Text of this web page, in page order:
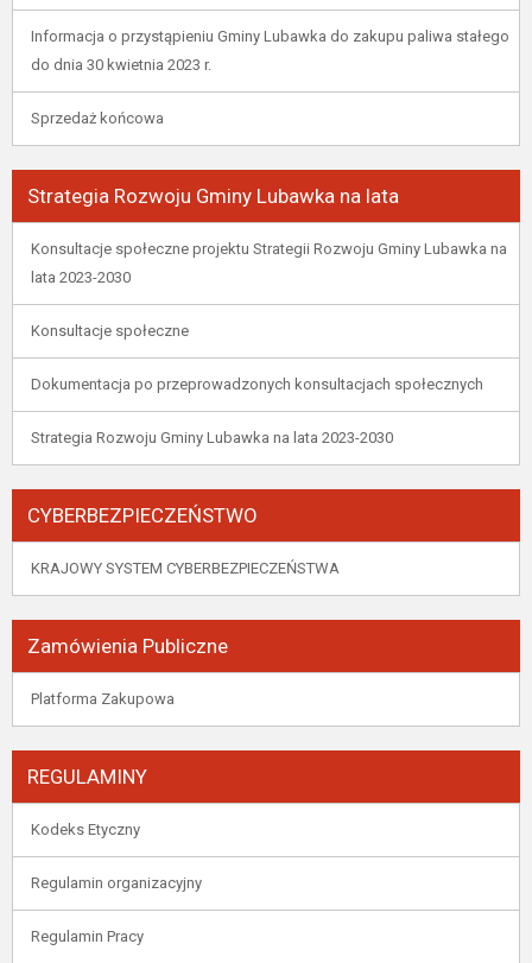
Informacja o przystąpieniu Gminy Lubawka do zakupu paliwa stałego
do dnia 30 kwietnia 2023 r.
Sprzedaż końcowa
Strategia Rozwoju Gminy Lubawka na lata
Konsultacje społeczne projektu Strategii Rozwoju Gminy Lubawka na
lata 2023-2030
Konsultacje społeczne
Dokumentacja po przeprowadzonych konsultacjach społecznych
Strategia Rozwoju Gminy Lubawka na lata 2023-2030
CYBERBEZPIECZEŃSTWO
KRAJOWY SYSTEM CYBERBEZPIECZEŃSTWA
Zamówienia Publiczne
Platforma Zakupowa
REGULAMINY
Kodeks Etyczny
Regulamin organizacyjny
Regulamin Pracy